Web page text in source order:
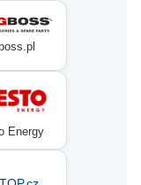
Energy